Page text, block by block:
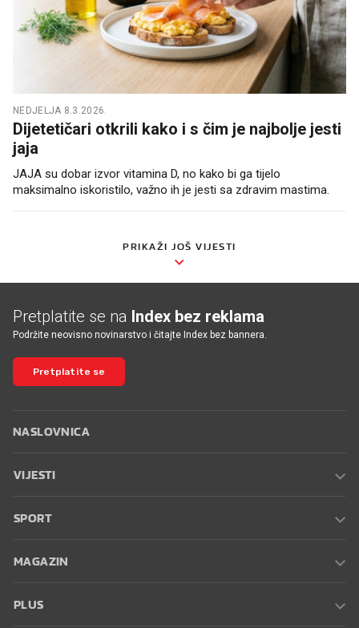
NEDJELJA 8.3.2026.
Dijetetičari otkrili kako i s čim je najbolje jesti
jaja
JAJA su dobar izvor vitamina D, no kako bi ga tijelo
maksimalno iskoristilo, važno ih je jesti sa zdravim mastima.
PRIKAŽI JOŠ VIJESTI
Pretplatite se na Index bez reklama
Podržite neovisno novinarstvo i čitajte Index bez bannera.
Pretplatite se
NASLOVNICA
VIJESTI
SPORT
MAGAZIN
PLUS